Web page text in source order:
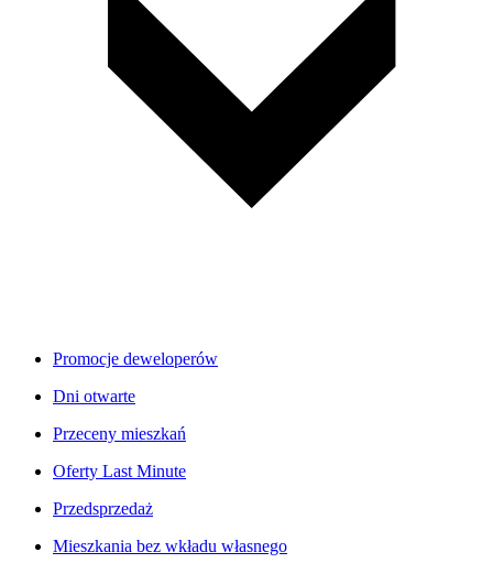
Promocje deweloperów
Dni otwarte
Przeceny mieszkań
Oferty Last Minute
Przedsprzedaż
Mieszkania bez wkładu własnego